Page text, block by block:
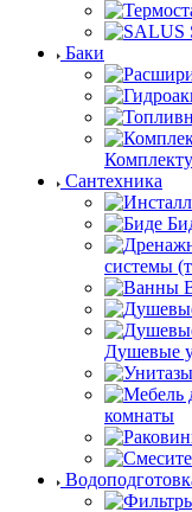
Баки
Сантехника
системы
Душевые
комнаты